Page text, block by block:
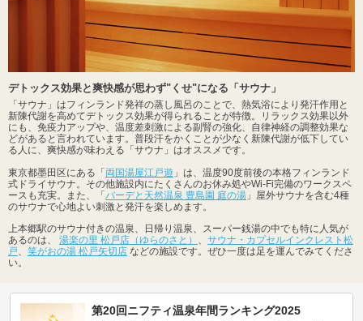
デトックス効果と爽快感が思わず"くせ"になる「サウナ」
「サウナ」はフィンランド発祥の蒸し風呂のことで、熱気浴により発汗作用と
新陳代謝を高めてデトックス効果が得られることが特徴。リラックス効果以外
にも、免疫力アップや、温度差刺激による副腎の強化、自律神経の調整効果な
どがあると言われています。普段汗をかくことが少なく新陳代謝が低下してい
る人に、爽快感が味わえる「サウナ」はオススメです。
東京都墨田区にある「 両国湯屋江戸遊 」は、温度90度前後の本格フィンランド
式ドライサウナ。その他施設内にたくさんのお休み処やWi-Fi完備のワークスペ
ースも充実。また、「 バーデと天然温泉 豊島園 庭の湯 」屋外サウナを含む4種
のサウナで心地よい刺激と発汗を楽しめます。
上本郷駅のサウナ付きの温泉、日帰り温泉、スーパー銭湯の中でも特に人気が
あるのは、 湯楽の里 松戸店（ゆらのさと） 、 サウナ・カプセルインクレスト松
戸、 笑がおの湯 松戸矢切店 などの施設です。ぜひ一度は足を運んでみてくださ
い。
第20回ニフティ温泉年間ランキング2025